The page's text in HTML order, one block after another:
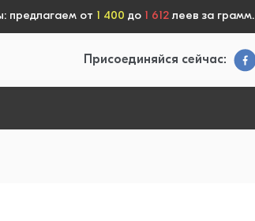
предлагаем от 1 400 до 1 612 леев за грамм.
Присоединяйся сейчас: